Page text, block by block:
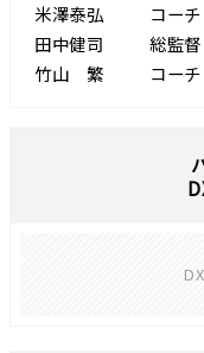
米澤泰弘
コーチ
田中健司
総監督
竹山 繁
コーチ